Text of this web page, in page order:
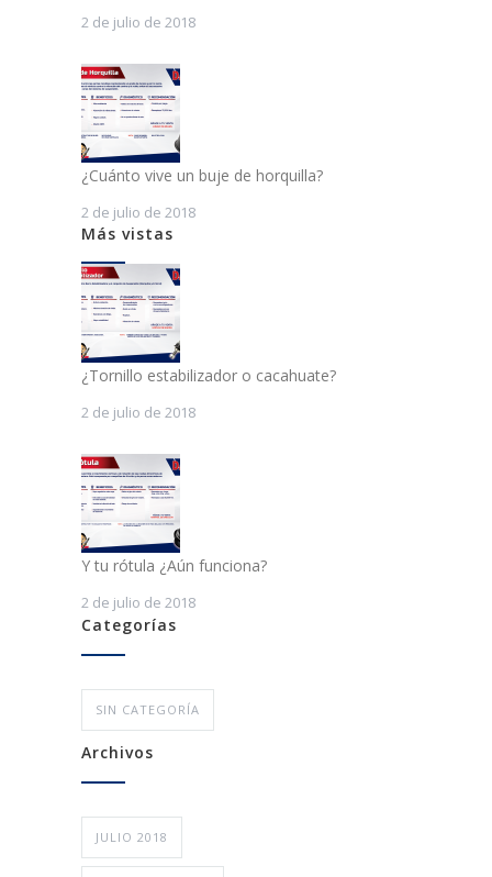
2 de julio de 2018
¿Cuánto vive un buje de horquilla?
2 de julio de 2018
Más vistas
¿Tornillo estabilizador o cacahuate?
2 de julio de 2018
Y tu rótula ¿Aún funciona?
2 de julio de 2018
Categorías
SIN CATEGORÍA
Archivos
JULIO 2018